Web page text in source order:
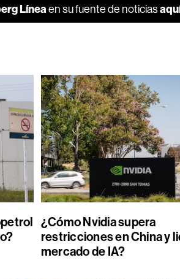
Líneaen su fuente de noticias
¿Cómo Nvidia supera
restricciones en China y
mercado de IA?